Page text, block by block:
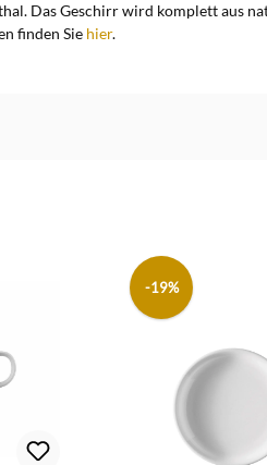
Das Geschirr wird komplett aus
finden Sie hier.
-19%